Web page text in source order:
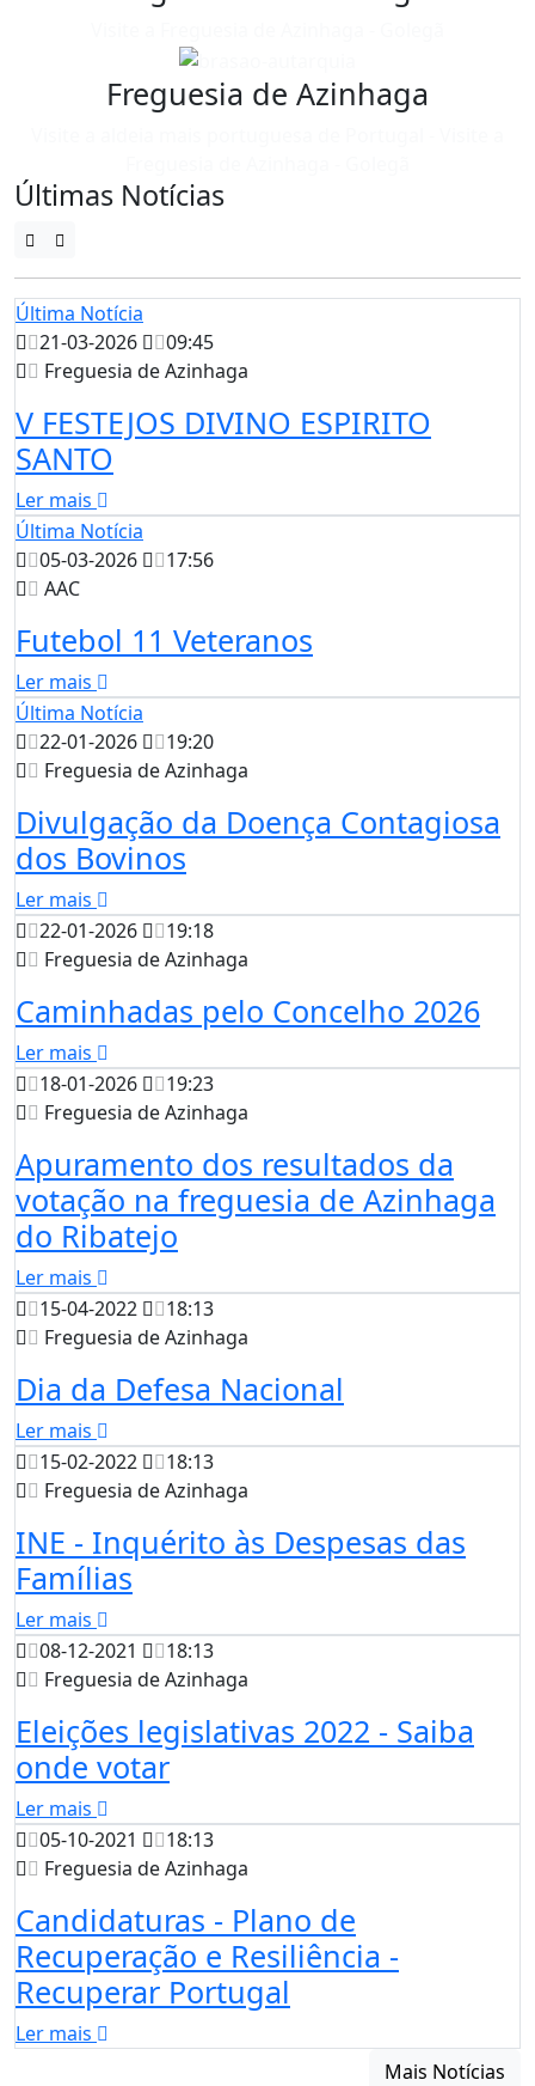
Freguesia de Azinhaga
Últimas Notícias
Última Notícia
21-03-2026
09:45
Freguesia de Azinhaga
V FESTEJOS DIVINO ESPIRITO
SANTO
Ler mais
Última Notícia
05-03-2026
17:56
AAC
Futebol 11 Veteranos
Ler mais
Última Notícia
22-01-2026
19:20
Freguesia de Azinhaga
Divulgação da Doença Contagiosa
dos Bovinos
Ler mais
22-01-2026
19:18
Freguesia de Azinhaga
Caminhadas pelo Concelho 2026
Ler mais
18-01-2026
19:23
Freguesia de Azinhaga
Apuramento dos resultados da
votação na freguesia de Azinhaga
do Ribatejo
Ler mais
15-04-2022
18:13
Freguesia de Azinhaga
Dia da Defesa Nacional
Ler mais
15-02-2022
18:13
Freguesia de Azinhaga
INE - Inquérito às Despesas das
Famílias
Ler mais
08-12-2021
18:13
Freguesia de Azinhaga
Eleições legislativas 2022 - Saiba
onde votar
Ler mais
05-10-2021
18:13
Freguesia de Azinhaga
Candidaturas - Plano de
Recuperação e Resiliência -
Recuperar Portugal
Ler mais
Mais Notícias